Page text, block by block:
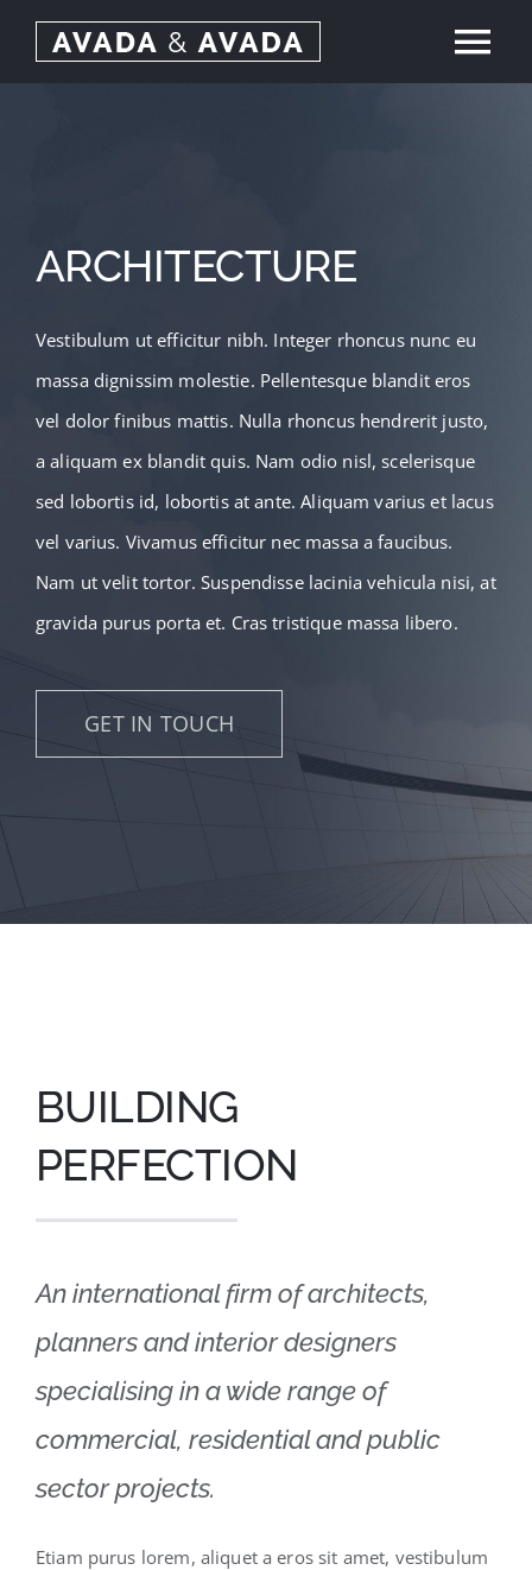
Services
News
Contact
ARCHITECTURE
Vestibulum ut efficitur nibh. Integer rhoncus nunc eu
massa dignissim molestie. Pellentesque blandit eros
vel dolor finibus mattis. Nulla rhoncus hendrerit justo,
a aliquam ex blandit quis. Nam odio nisl, scelerisque
sed lobortis id, lobortis at ante. Aliquam varius et lacus
vel varius. Vivamus efficitur nec massa a faucibus.
Nam ut velit tortor. Suspendisse lacinia vehicula nisi, at
gravida purus porta et. Cras tristique massa libero.
GET IN TOUCH
BUILDING
PERFECTION
An international firm of architects,
planners and interior designers
specialising in a wide range of
commercial, residential and public
sector projects.
Etiam purus lorem, aliquet a eros sit amet, vestibulum